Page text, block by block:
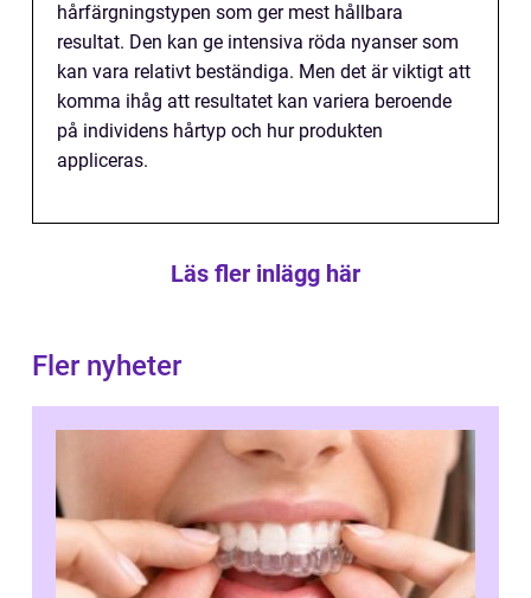
hårfärgningstypen som ger mest hållbara
resultat. Den kan ge intensiva röda nyanser som
kan vara relativt beständiga. Men det är viktigt att
komma ihåg att resultatet kan variera beroende
på individens hårtyp och hur produkten
appliceras.
Läs fler inlägg här
Fler nyheter